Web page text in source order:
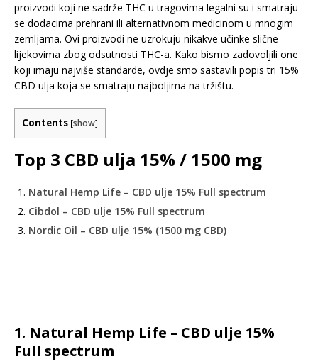
proizvodi koji ne sadrže THC u tragovima legalni su i smatraju
se dodacima prehrani ili alternativnom medicinom u mnogim
zemljama. Ovi proizvodi ne uzrokuju nikakve učinke slične
lijekovima zbog odsutnosti THC-a. Kako bismo zadovoljili one
koji imaju najviše standarde, ovdje smo sastavili popis tri 15%
CBD ulja koja se smatraju najboljima na tržištu.
Contents [show]
Top 3 CBD ulja 15% / 1500 mg
Natural Hemp Life – CBD ulje 15% Full spectrum
Cibdol – CBD ulje 15% Full spectrum
Nordic Oil – CBD ulje 15% (1500 mg CBD)
1. Natural Hemp Life – CBD ulje 15%
Full spectrum